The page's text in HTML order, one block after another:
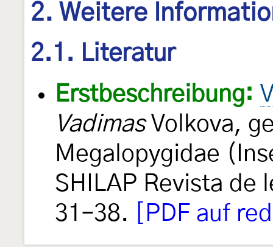
2. Weitere
2.1. Literatur
Erstbeschreibung:
VadimasVolkova,
Megalopygidae
SHILAP Revista
31–38.
[PDF auf